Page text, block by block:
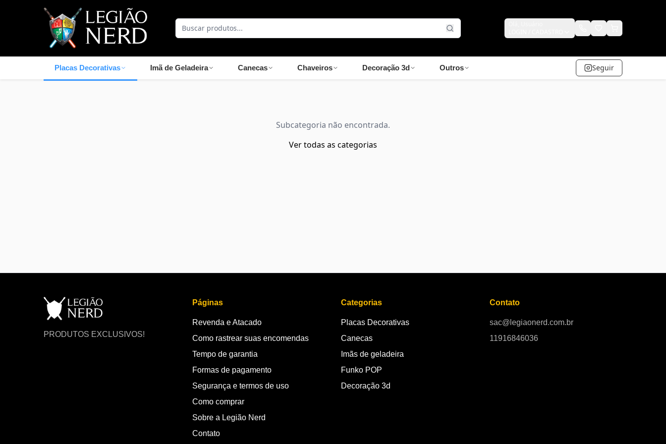
Placas Decorativas Imã de Geladeira Canecas Chaveiros Decoração 3d Outros Seguir
Subcategoria não encontrada.
Ver todas as categorias
PRODUTOS EXCLUSIVOS!
Páginas
Revenda e Atacado
Como rastrear suas encomendas
Tempo de garantia
Formas de pagamento
Segurança e termos de uso
Como comprar
Sobre a Legião Nerd
Contato
Categorias
Placas Decorativas
Canecas
Imãs de geladeira
Funko POP
Decoração 3d
Contato
sac@legiaonerd.com.br
11916846036